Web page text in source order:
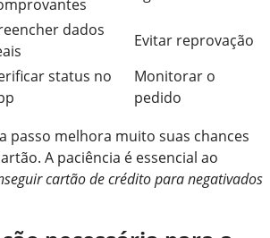
dados
Evitar reprovação
status no
Monitorar o
pedido
passo melhora muito suas chances
A paciência é essencial ao
cartão de crédito para negativados